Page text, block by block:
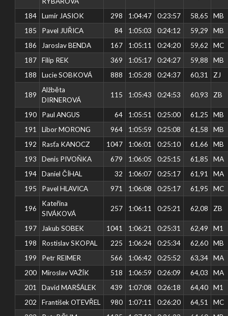
184 Lumír JASIOK 298 1:04:47 0:23:57 58,65
MB
185
Pavel JUŘICA 84 1:05:03 0:24:12 59,29
MB
186
Jaroslav BENDA 167 1:05:11 0:24:20 59,62
MC
187
Filip REK 369 1:05:17 0:24:27 59,88
MB
188
Lucie SOBKOVÁ 888 1:05:28 0:24:37 60,31 ZJ
189
Alžběta
DIRNEROVÁ
115 1:05:43 0:24:53 60,93 ZB
190 Paul ANGUS 64 1:05:51 0:25:00 61,25
MB
191
Libor MORONG 964 1:05:59 0:25:08 61,58
MB
192
Rasťa KANOCZ 1047 1:06:01 0:25:10 61,66
MB
193
Denis PIVOŇKA 679 1:06:05 0:25:15 61,85
MA
194
Daniel ČÍHAL 32 1:06:07 0:25:17 61,91
MA
195
Pavel HLAVICA 971 1:06:08 0:25:17 61,95 MC
196
Kateřina
SIVÁKOVÁ
257 1:06:11 0:25:21 62,08 ZB
197 Jakub SOBEK 1041 1:06:21 0:25:31 62,49
M1
198
Rostislav SKOPAL 225 1:06:24 0:25:34 62,60
MB
199
Petr REIMER 566 1:06:42 0:25:52 63,34
MA
200
Miroslav VAŽÍK 518 1:06:59 0:26:09 64,03
MA
201
David MARŠÁLEK 439 1:07:08 0:26:18 64,40
M1
202
František OTEVŘEL 980 1:07:11 0:26:20 64,51
MC